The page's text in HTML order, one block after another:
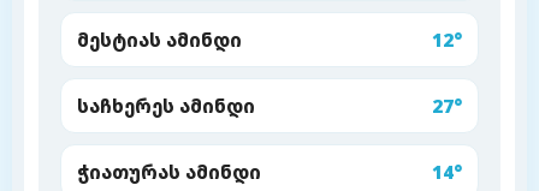
მესტიას ამინდი 12°
საჩხერეს ამინდი 27°
ჭიათურას ამინდი 14°